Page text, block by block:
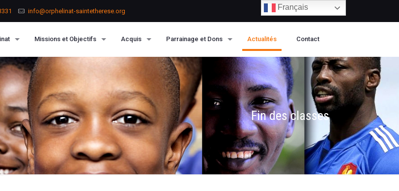
info@orphelinat-saintetherese.org
Missions et Objectifs Acquis Parrainage et Dons Actualités Contact
Fin des classes
Français